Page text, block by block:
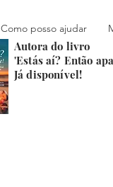
Como posso ajudar
Autora do livro
'Estás aí? Então
Já disponível!